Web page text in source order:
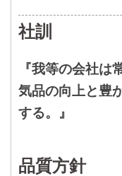
社訓
『我等の会社は
気品の向上と豊
する。』
品質方針